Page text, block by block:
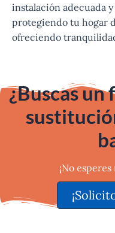
instalación adecuada
protegiendo tu hogar
ofreciendo
¿Buscas
¡No